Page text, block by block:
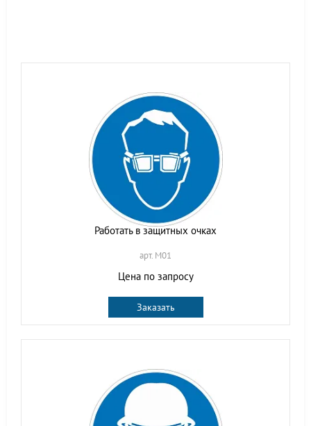
Работать в защитных очках
арт. M01
Цена по запросу
Заказать